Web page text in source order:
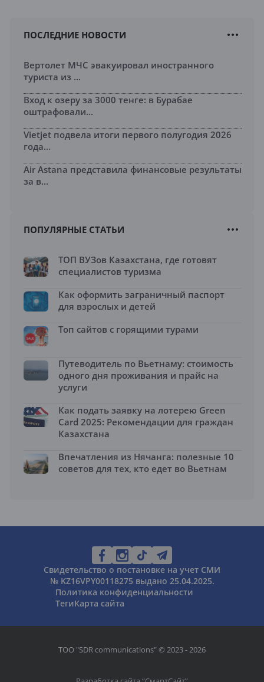
ПОСЛЕДНИЕ НОВОСТИ
Вертолет МЧС эвакуировал иностранного
туриста из ...
Вход к озеру за 3000 тенге: в Бурабае
оштрафовали...
Vietjet подвела итоги первого полугодия 2026
года...
Air Astana представила финансовые результаты
за в...
ПОПУЛЯРНЫЕ СТАТЬИ
ТОП ВУЗов Казахстана, где готовят
специалистов туризма
Как оформить заграничный паспорт
для взрослых и детей
Топ сайтов с горящими турами
Путеводитель по Вьетнаму: стоимость
одного дня проживания и прайс на
услуги
Как подать заявку на лотерею Green
Card 2025: Рекомендации для граждан
Казахстана
Впечатления из Нячанга: полезные 10
советов для тех, кто едет во Вьетнам
Свидетельство о постановке на учет СМИ
№ KZ16VPY00118275 выдано 25.04.2025.
Политика конфиденциальности
ТегиКарта сайта
ТОО "SDR communications" © 2023 - 2026